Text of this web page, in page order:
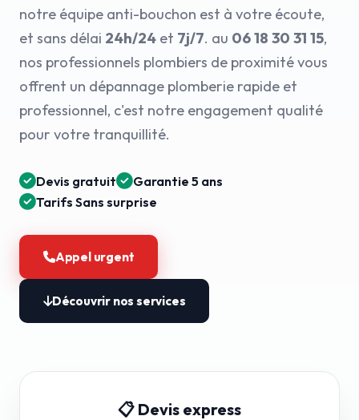
notre équipe anti-bouchon est à votre écoute,
et sans délai 24h/24 et 7j/7. au 06 18 30 31 15,
nos professionnels plombiers de proximité vous
offrent un dépannage plomberie rapide et
professionnel, c'est notre engagement qualité
pour votre tranquillité.
Devis gratuit
Garantie 5 ans
Tarifs Sans surprise
Appel urgent
Découvrir nos services
📋 Devis express